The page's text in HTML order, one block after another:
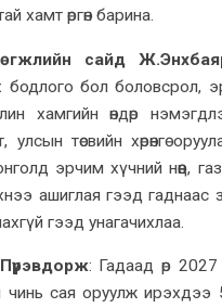
хамт өргөн барина.
сайд
бодлого бол боловсрол,
хамгийн өндөр
төсвийн хөрөнгө
эрчим хүчний нөөц,
ашиглая гээд гаднаас
гээд унагачихлаа.
: Гадаад өр
чинь сая оруулж ирэхдээ